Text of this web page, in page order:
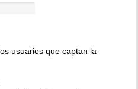
usuarios que captan la